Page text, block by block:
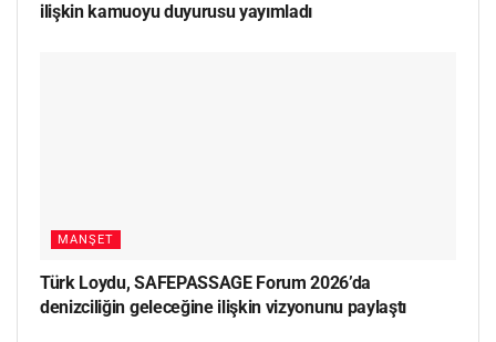
ilişkin kamuoyu duyurusu yayımladı
MANŞET
Türk Loydu, SAFEPASSAGE Forum 2026’da
denizciliğin geleceğine ilişkin vizyonunu paylaştı